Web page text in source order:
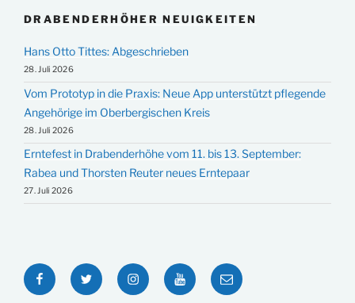
DRABENDERHÖHER NEUIGKEITEN
Hans Otto Tittes: Abgeschrieben
28. Juli 2026
Vom Prototyp in die Praxis: Neue App unterstützt pflegende
Angehörige im Oberbergischen Kreis
28. Juli 2026
Erntefest in Drabenderhöhe vom 11. bis 13. September:
Rabea und Thorsten Reuter neues Erntepaar
27. Juli 2026
FacebookTwitter InstagramYouTubeE-
Mail